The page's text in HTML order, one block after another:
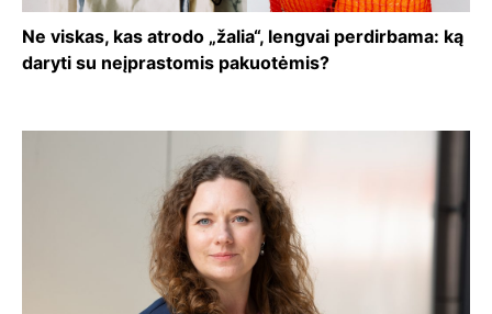
Ne viskas, kas atrodo „žalia“, lengvai perdirbama: ką
daryti su neįprastomis pakuotėmis?